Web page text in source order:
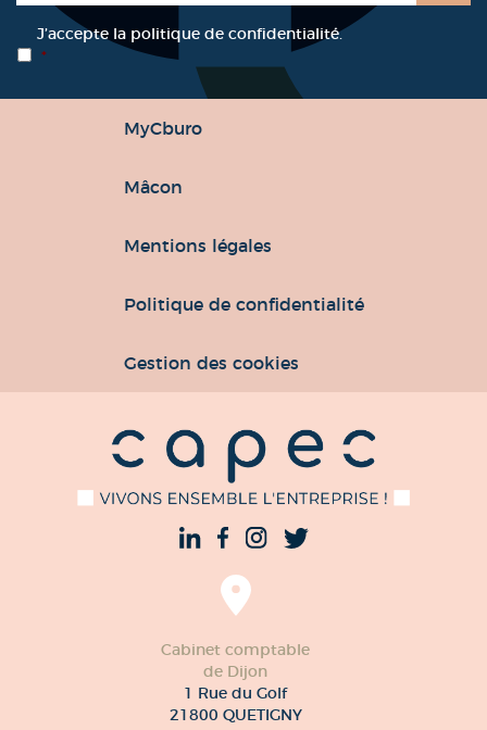
RGPD *
J’accepte la politique de confidentialité.
*
MyCburo
Mâcon
Mentions légales
Politique de confidentialité
Gestion des cookies
Cabinet comptable
de Dijon
1 Rue du Golf
21800 QUETIGNY